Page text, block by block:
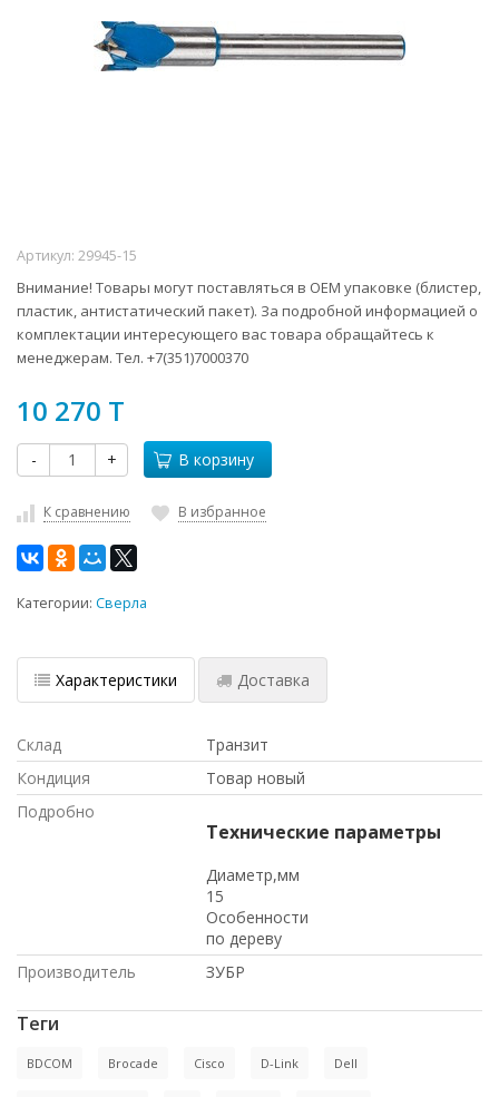
Артикул: 29945-15
Внимание! Товары могут поставляться в ОЕМ упаковке (блистер,
пластик, антистатический пакет). За подробной информацией о
комплектации интересующего вас товара обращайтесь к
менеджерам. Тел. +7(351)7000370
10 270 T
- + В корзину
К сравнению В избранное
Категории: Сверла
Характеристики Доставка
Склад
Транзит
Кондиция
Товар новый
Подробно
Технические параметры
Диаметр,мм
15
Особенности
по дереву
Производитель
ЗУБР
Теги
BDCOM Brocade Cisco D-Link Dell